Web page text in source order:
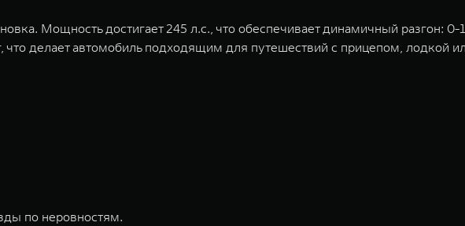
Мощность достигает 245 л.с., что обеспечивает динамичный разгон:
делает автомобиль подходящим для путешествий с прицепом, лодкой
по неровностям.